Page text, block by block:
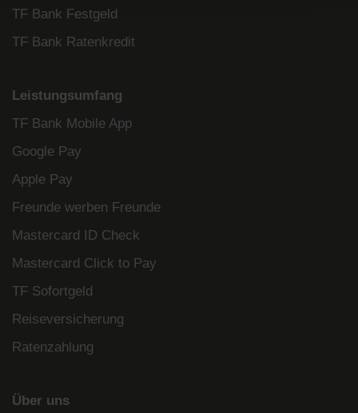
TF Bank Festgeld
TF Bank Ratenkredit
Leistungsumfang
TF Bank Mobile App
Google Pay
Apple Pay
Freunde werben Freunde
Mastercard ID Check
Mastercard Click to Pay
TF Sofortgeld
Reiseversicherung
Ratenzahlung
Über uns